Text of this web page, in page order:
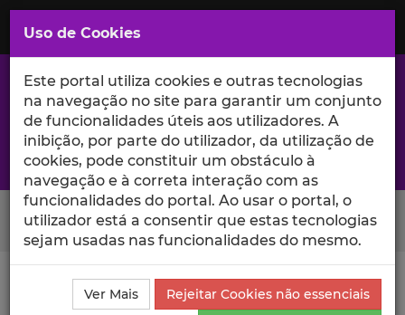
Saltar
para
Conteúdo
Principal
A excelência da investigação e ciência no Iscte
Search Button
Ciência_Iscte Comunicações
Descrição Detalhada
da Comunicação
Uso de Cookies
Este portal utiliza cookies e outras tecnologias
na navegação no site para garantir um conjunto
de funcionalidades úteis aos utilizadores. A
inibição, por parte do utilizador, da utilização de
cookies, pode constituir um obstáculo à
navegação e à correta interação com as
funcionalidades do portal. Ao usar o portal, o
utilizador está a consentir que estas tecnologias
sejam usadas nas funcionalidades do mesmo.
Ver Mais
Rejeitar Cookies não essenciais